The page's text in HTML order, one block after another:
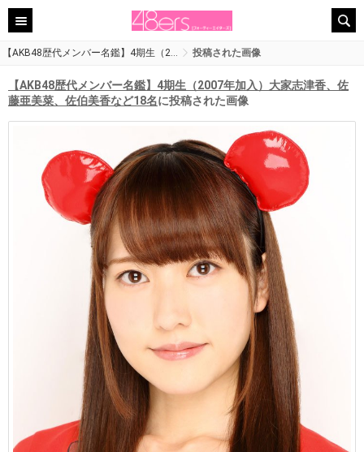
【AKB48歴代メンバー名鑑】4期生（2… 投稿された画像
【AKB48歴代メンバー名鑑】4期生（2007年加入）大家志津香、佐
藤亜美菜、佐伯美香など18名に投稿された画像